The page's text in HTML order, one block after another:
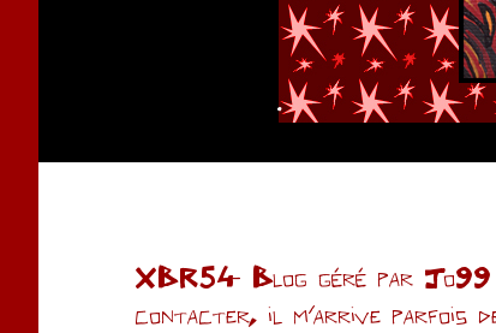
.
XBR54- Blog géré par Jo99
contacter, il m'arrive parfois